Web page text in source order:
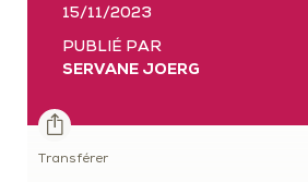
15/11/2023
PUBLIÉ PAR
SERVANE JOERG
Transférer